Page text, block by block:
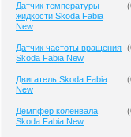
Датчик температуры
жидкости Skoda Fabia
New
(
Датчик частоты вращения
Skoda Fabia New
(
Двигатель Skoda Fabia
New
(
Демпфер коленвала
Skoda Fabia New
(